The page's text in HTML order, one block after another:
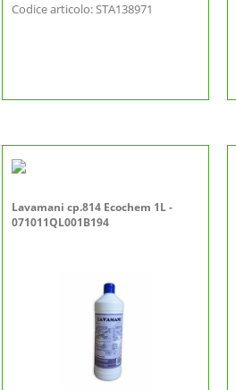
Codice articolo: STA138971
Lavamani cp.814 Ecochem 1L -
071011QL001B194